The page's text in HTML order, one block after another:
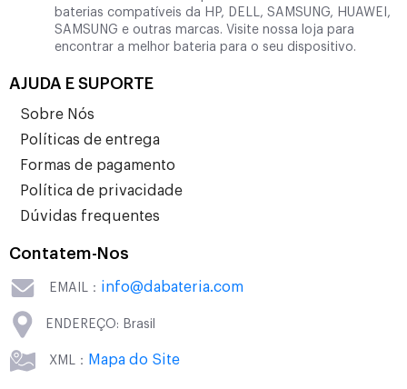
baterias compatíveis da HP, DELL, SAMSUNG, HUAWEI,
SAMSUNG e outras marcas. Visite nossa loja para
encontrar a melhor bateria para o seu dispositivo.
AJUDA E SUPORTE
Sobre Nós
Políticas de entrega
Formas de pagamento
Política de privacidade
Dúvidas frequentes
Contatem-Nos
EMAIL： info@dabateria.com
ENDEREÇO: Brasil
XML： Mapa do Site